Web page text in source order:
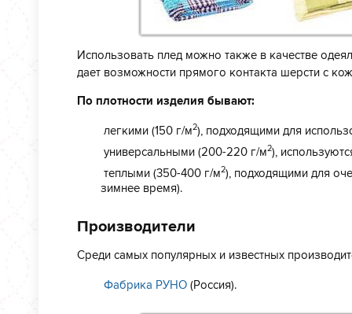
Использовать плед можно также в качестве
дает возможности прямого контакта шерсти с
По плотности изделия бывают:
легкими (150 г/м2), подходящими для
универсальными (200-220 г/м2),
теплыми (350-400 г/м2), подходящими для
зимнее время).
Производители
Среди самых популярных и известных
Фабрика РУНО (Россия).